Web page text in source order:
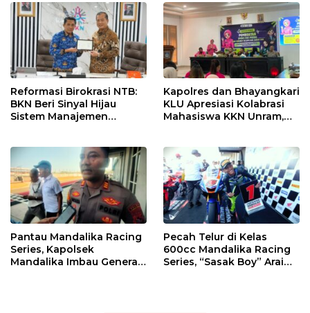
Reformasi Birokrasi NTB:
BKN Beri Sinyal Hijau
Sistem Manajemen
Kapolres dan Bhayangkari
KLU Apresiasi Kolabrasi
Mahasiswa KKN Unram,
Pantau Mandalika Racing
Series, Kapolsek
Mandalika Imbau Generasi
Pecah Telur di Kelas
600cc Mandalika Racing
Series, “Sasak Boy” Arai